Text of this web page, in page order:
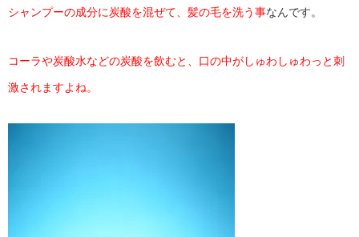
シャンプーの成分に炭酸を混ぜて、髪の毛を洗う事なんです。
コーラや炭酸水などの炭酸を飲むと、口の中がしゅわしゅわっと刺
激されますよね。